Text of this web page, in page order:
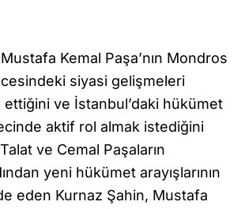
Kemal Paşa’nın Mondros
siyasi gelişmeleri
ettiğini ve İstanbul’daki hükümet
aktif rol almak istediğini
ve Cemal Paşaların
yeni hükümet arayışlarının
eden Kurnaz Şahin, Mustafa